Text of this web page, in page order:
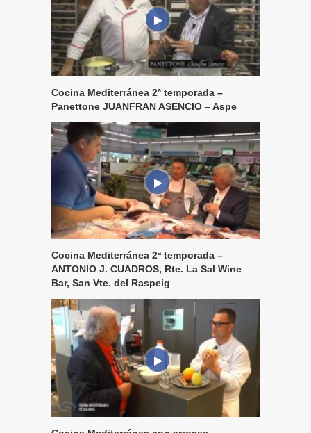
Cocina Mediterránea 2ª temporada –
Panettone JUANFRAN ASENCIO – Aspe
Cocina Mediterránea 2ª temporada –
ANTONIO J. CUADROS, Rte. La Sal Wine
Bar, San Vte. del Raspeig